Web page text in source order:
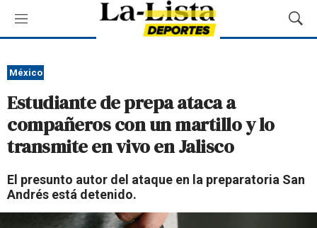
M
e
ú
M
o
q
u
México
Estudiante de prepa ataca a
compañeros con un martillo y lo
transmite en vivo en Jalisco
El presunto autor del ataque en la preparatoria San
Andrés está detenido.